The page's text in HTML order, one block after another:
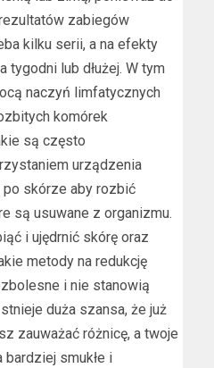
zabiegów
kilku serii, a na efekty
lub dłużej. W tym
naczyń limfatycznych
komórek
są często
urządzenia
skórze aby rozbić
są usuwane z organizmu.
i ujędrnić skórę oraz
metody na redukcję
i nie stanowią
duża szansa, że już
zauważać różnicę, a twoje
bardziej smukłe i